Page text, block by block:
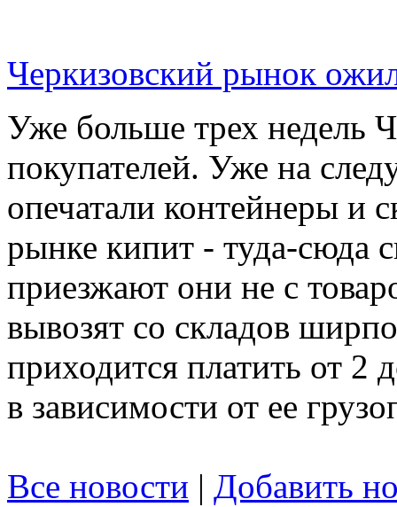
Черкизовский рынок
Уже больше трех недель
покупателей. Уже на
опечатали контейнеры и
рынке кипит - туда-сюда
приезжают они не с
вывозят со складов
приходится платить от 2
в зависимости от ее
Все новости | Добавить